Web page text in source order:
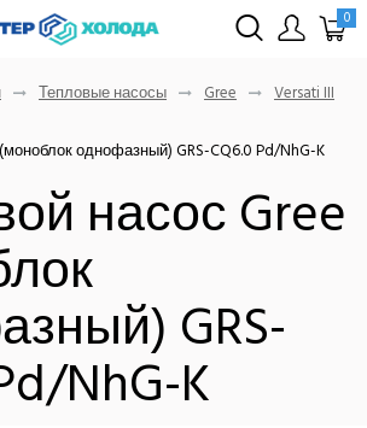
0
Тепловые насосы Gree Versati III
однофазный) GRS-CQ6.0 Pd/NhG-K
насос Gree
GRS-
NhG-K